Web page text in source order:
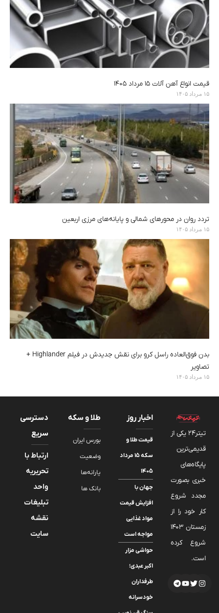
قیمت انواع آهن آلات ۱۵ مرداد ۱۴۰۵
۱۵ مرداد ۱۴۰۵
تردد روان در محورهای شمالی و پایانه‌های مرزی اربعین
۱۵ مرداد ۱۴۰۵
بدن فوق‌العاده راسل کرو برای نقش جدیدش در فیلم Highlander +
تصاویر
۱۵ مرداد ۱۴۰۵
تیتر24 یکی از
قدیمی‌ترین
پایگاه‌های
خبری بصورت
مجدد شروع
کار خود را از
زمستان 1403
شروع کرده
است.
اخبار روز
قیمت طلا و
سکه ۱۵ مرداد
۱۴۰۵
جهان با
افزایش قیمت
مواد غذایی
مواجه است
حواشی مزار
اکبر عبدی؛
طرفداران
خودسرانه
طلا و سکه
بورس ایران
وضعیت
یارانه‌ها
بانک ها
دسترسی
سریع
ارتباط با
تحریریه
واحد
تبلیغات
نقشه
سایت